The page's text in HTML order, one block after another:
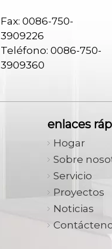
Fax: 0086-750-
3909226
Teléfono: 0086-750-
3909360
enlaces
Hogar
Sobre
Servicio
Proyectos
Noticias